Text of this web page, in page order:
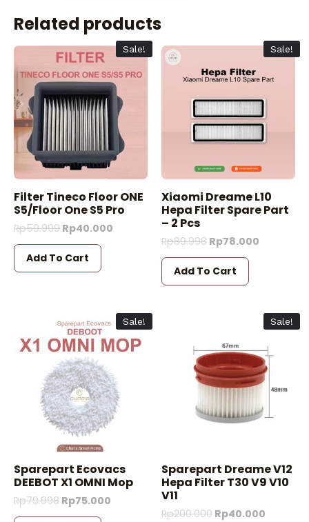
Related products
Sale!
Filter Tineco Floor ONE
S5/Floor One S5 Pro
Rp59.999 Rp40.000
Add To Cart
Sale!
Xiaomi Dreame L10
Hepa Filter Spare Part
– 2 Pcs
Rp89.998 Rp78.000
Add To Cart
Sale!
Sparepart Ecovacs
DEEBOT X1 OMNI Mop
Rp79.998 Rp75.000
Sale!
Sparepart Dreame V12
Hepa Filter T30 V9 V10
V11
Rp200.000 Rp40.000